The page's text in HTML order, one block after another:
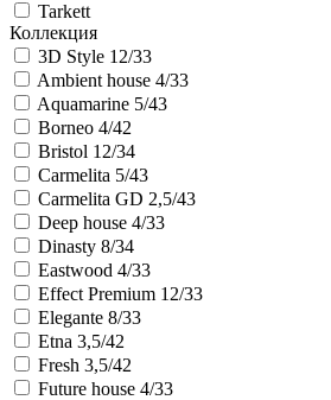
Tarkett
Коллекция
3D Style 12/33
Ambient house 4/33
Aquamarine 5/43
Borneo 4/42
Bristol 12/34
Carmelita 5/43
Carmelita GD 2,5/43
Deep house 4/33
Dinasty 8/34
Eastwood 4/33
Effect Premium 12/33
Elegante 8/33
Etna 3,5/42
Fresh 3,5/42
Future house 4/33